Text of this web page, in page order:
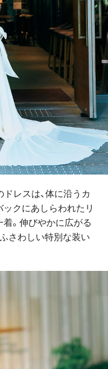
ドレスは、体に沿うカ
クにあしらわれたリ
。伸びやかに広がる
さわしい特別な装い